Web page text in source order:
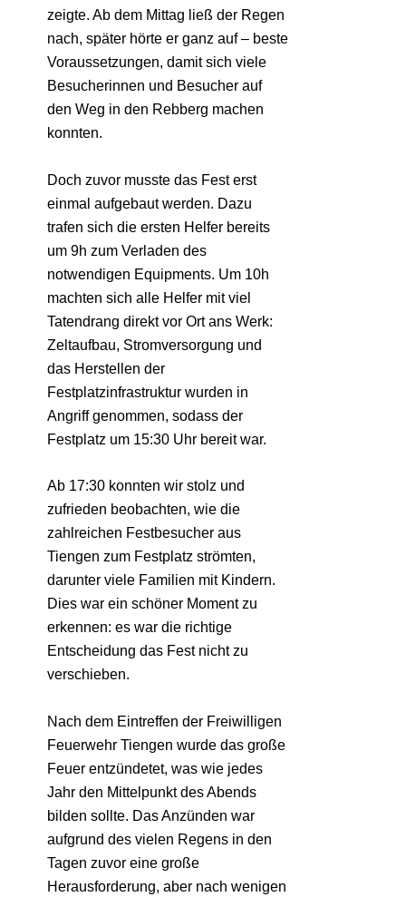
zeigte. Ab dem Mittag ließ der Regen
nach, später hörte er ganz auf – beste
Voraussetzungen, damit sich viele
Besucherinnen und Besucher auf
den Weg in den Rebberg machen
konnten.
Doch zuvor musste das Fest erst
einmal aufgebaut werden. Dazu
trafen sich die ersten Helfer bereits
um 9h zum Verladen des
notwendigen Equipments. Um 10h
machten sich alle Helfer mit viel
Tatendrang direkt vor Ort ans Werk:
Zeltaufbau, Stromversorgung und
das Herstellen der
Festplatzinfrastruktur wurden in
Angriff genommen, sodass der
Festplatz um 15:30 Uhr bereit war.
Ab 17:30 konnten wir stolz und
zufrieden beobachten, wie die
zahlreichen Festbesucher aus
Tiengen zum Festplatz strömten,
darunter viele Familien mit Kindern.
Dies war ein schöner Moment zu
erkennen: es war die richtige
Entscheidung das Fest nicht zu
verschieben.
Nach dem Eintreffen der Freiwilligen
Feuerwehr Tiengen wurde das große
Feuer entzündetet, was wie jedes
Jahr den Mittelpunkt des Abends
bilden sollte. Das Anzünden war
aufgrund des vielen Regens in den
Tagen zuvor eine große
Herausforderung, aber nach wenigen